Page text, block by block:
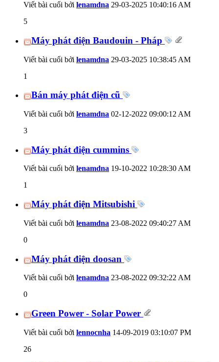
Viết bài cuối bởi lenamdna 29-03-2025 10:40:16 AM
5
Máy phát điện Baudouin - Pháp
Viết bài cuối bởi lenamdna 29-03-2025 10:38:45 AM
1
Bán máy phát điện cũ
Viết bài cuối bởi lenamdna 02-12-2022 09:00:12 AM
3
Máy phát điện cummins
Viết bài cuối bởi lenamdna 19-10-2022 10:28:30 AM
1
Máy phát điện Mitsubishi
Viết bài cuối bởi lenamdna 23-08-2022 09:40:27 AM
0
Máy phát điện doosan
Viết bài cuối bởi lenamdna 23-08-2022 09:32:22 AM
0
Green Power - Solar Power
Viết bài cuối bởi lennocnha 14-09-2019 03:10:07 PM
26